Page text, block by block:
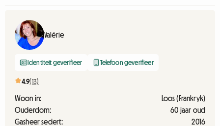
Valérie
Identiteit geverifieer Telefoon geverifieer
4.9(13)
Woon in:
Loos (Frankryk)
Ouderdom:
60 jaar oud
Gasheer sedert:
2016